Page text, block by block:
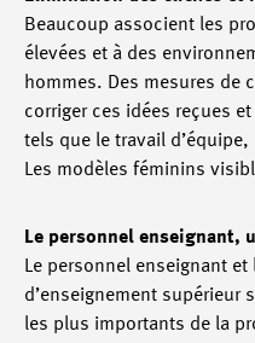
Beaucoup associent les
élevées et à des
hommes. Des mesures de
corriger ces idées reçues
tels que le travail
Les modèles féminins
Le personnel enseignant,
Le personnel enseignant
d’enseignement supérieur
les plus importants de la